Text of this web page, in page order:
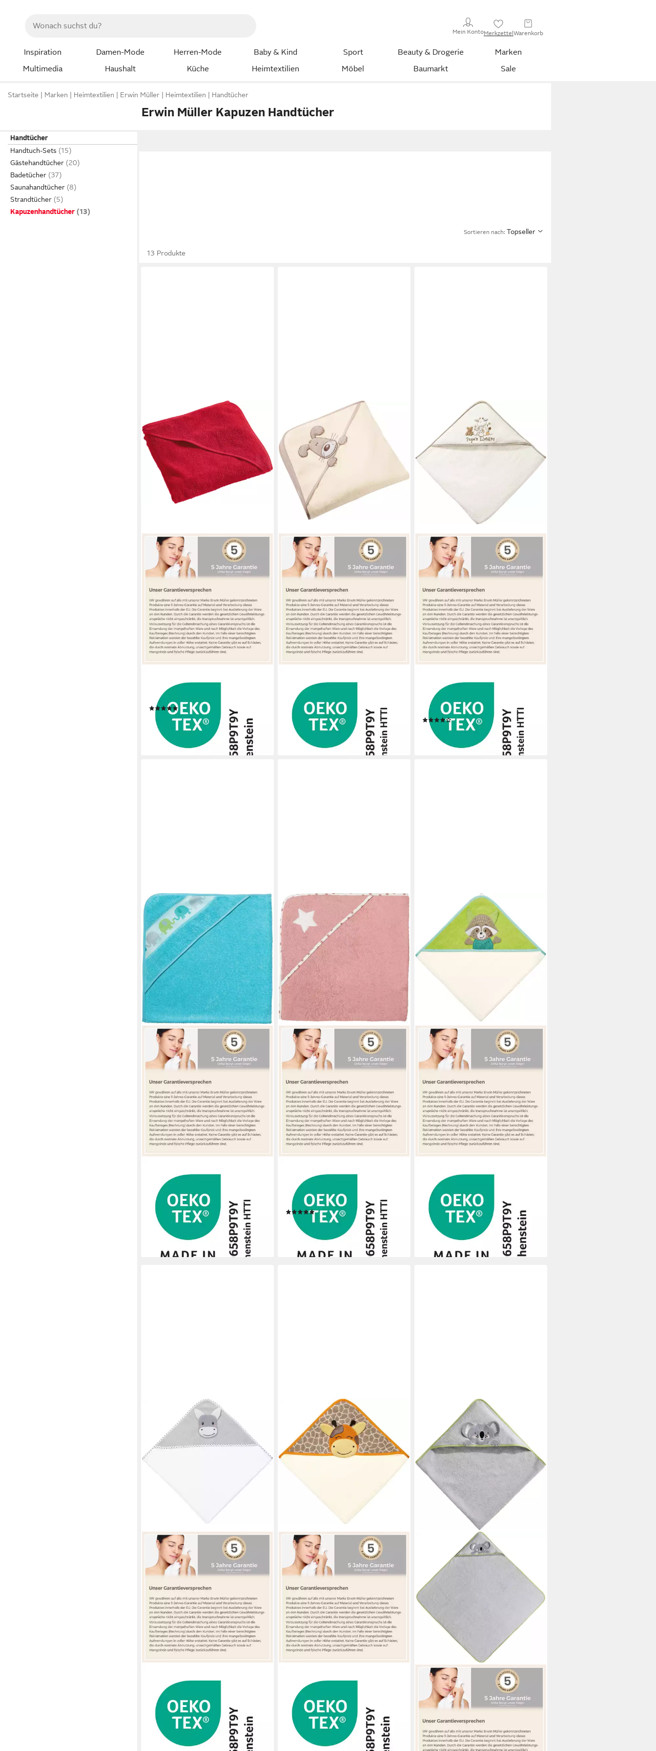
Mein KontoMerkzettelWarenkorb
Inspiration Damen-Mode Herren-Mode Baby & Kind Sport Beauty & Drogerie
Marken
Multimedia
Haushalt Küche Heimtextilien Möbel Baumarkt Sale
Startseite Marken Heimtextilien Erwin Müller Heimtextilien Handtücher
Erwin Müller Kapuzen Handtücher
Handtücher
Handtuch-Sets
Gästehandtücher
Badetücher
Saunahandtücher
Strandtücher
Kapuzenhandtücher
Sortieren nach: Topseller
13 Produkte
Kapuzenhandtuch Kapuzenbadetuch,
Frottier, Walk-Frottier Uni
(1)
ab 18,95 €
lieferbar - in 3-4 Werktagen bei dir
+5
Kapuzenhandtuch Kapuzenbadetuch,
Frottier, Walk-Frottier Uni/Motiv:
Hund/Tiermotive
18,95 € 21,95 €
-14%
lieferbar - in 3-4 Werktagen bei dir
Kapuzenhandtuch Kapuzenbadetuch,
Frottier, Walk-Frottier Uni/Motiv:
Tiere/Tiermotive
(1)
23,95 €
lieferbar - in 3-4 Werktagen bei dir
Kapuzenhandtuch Kapuzenbadetuch,
Frottier, Walk-Frottier Uni/Motiv:
Elefant/Tiermotive
ab 23,95 €
lieferbar - in 3-4 Werktagen bei dir
Kapuzenhandtuch Kapuzenbadetuch,
Frottier, Walk-Frottier Uni/Motiv:
Sterne/Sterne: Einfassung
(2)
33,95 €
lieferbar - in 3-4 Werktagen bei dir
Kapuzenhandtuch Kapuzenbadetuch
"Waschbär", Frottier, Walk-Frottier
Uni/Tiermotive: Fuchs
ab 23,95 €
lieferbar - in 3-4 Werktagen bei dir
Kapuzenhandtuch Kapuzenbadetuch
"Esel", Frottier, Walk-Frottier
Uni/Tiermotive: Esel
28,95 €
lieferbar - in 3-4 Werktagen bei dir
Kapuzenhandtuch Kapuzenbadetuch
"Giraffe", Frottier, Walk-Frottier
gemustert/Tiermotive: Giraffe
ab 25,95 €
lieferbar - in 3-4 Werktagen bei dir
ERWIN MÜLLER
Kapuzenhandtuch Kapuzenbadetuch
"Koala", Frottier, Walk-Frottier
Tiermotiv
23,95 € 28,95 €
-17%
lieferbar - in 3-4 Werktagen bei dir